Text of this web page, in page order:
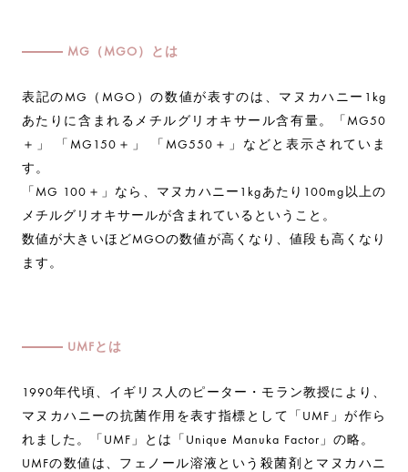
MG（MGO）とは
表記のMG（MGO）の数値が表すのは、マヌカハニー1kg
あたりに含まれるメチルグリオキサール含有量。「MG50
＋」 「MG150＋」 「MG550＋」などと表示されていま
す。
「MG 100＋」なら、マヌカハニー1kgあたり100mg以上の
メチルグリオキサールが含まれているということ。
数値が大きいほどMGOの数値が高くなり、値段も高くなり
ます。
UMFとは
1990年代頃、イギリス人のピーター・モラン教授により、
マヌカハニーの抗菌作用を表す指標として「UMF」が作ら
れました。「UMF」とは「Unique Manuka Factor」の略。
UMFの数値は、フェノール溶液という殺菌剤とマヌカハニ